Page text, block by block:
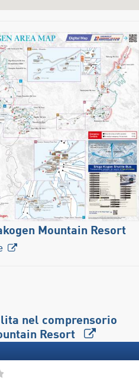
Mountain Resort
nel comprensorio
Resort